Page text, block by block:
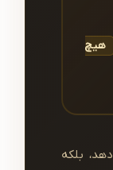
هیچ
بلکه